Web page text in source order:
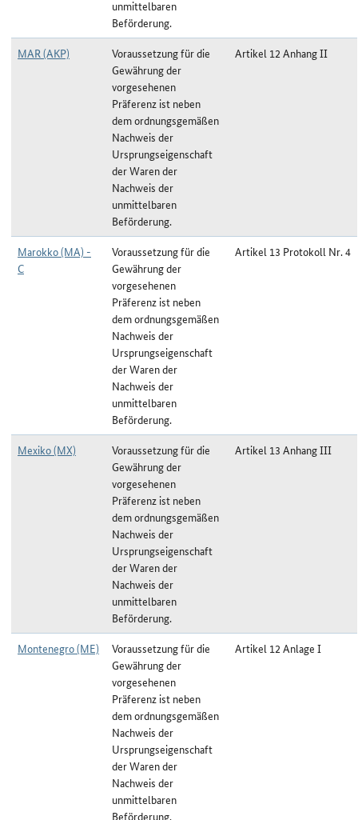
unmittelbaren
Beförderung.
MAR (AKP)
Voraussetzung für die
Gewährung der
vorgesehenen
Präferenz ist neben
dem ordnungsgemäßen
Nachweis der
Ursprungseigenschaft
der Waren der
Nachweis der
unmittelbaren
Beförderung.
Artikel 12 Anhang II
Marokko (MA) -
C
Voraussetzung für die
Gewährung der
vorgesehenen
Präferenz ist neben
dem ordnungsgemäßen
Nachweis der
Ursprungseigenschaft
der Waren der
Nachweis der
unmittelbaren
Beförderung.
Artikel 13 Protokoll Nr. 4
Mexiko (MX)
Voraussetzung für die
Gewährung der
vorgesehenen
Präferenz ist neben
dem ordnungsgemäßen
Nachweis der
Ursprungseigenschaft
der Waren der
Nachweis der
unmittelbaren
Beförderung.
Artikel 13 Anhang III
Montenegro (ME)
Voraussetzung für die
Gewährung der
vorgesehenen
Präferenz ist neben
dem ordnungsgemäßen
Nachweis der
Ursprungseigenschaft
der Waren der
Nachweis der
unmittelbaren
Beförderung.
Artikel 12 Anlage I